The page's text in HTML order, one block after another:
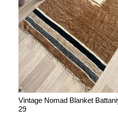
Vintage Nomad Blanket
29